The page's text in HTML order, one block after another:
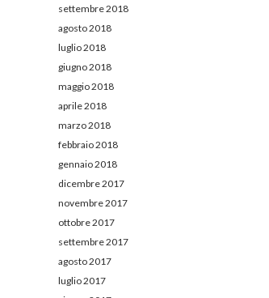
settembre 2018
agosto 2018
luglio 2018
giugno 2018
maggio 2018
aprile 2018
marzo 2018
febbraio 2018
gennaio 2018
dicembre 2017
novembre 2017
ottobre 2017
settembre 2017
agosto 2017
luglio 2017